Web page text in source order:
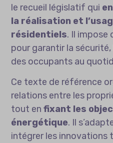
le recueil législatif qui
la réalisation et
résidentiels. Il impose
pour garantir la
des occupants au
Ce texte de référence
relations entre les
tout enfixant les
énergétique. Il
intégrer les innovations